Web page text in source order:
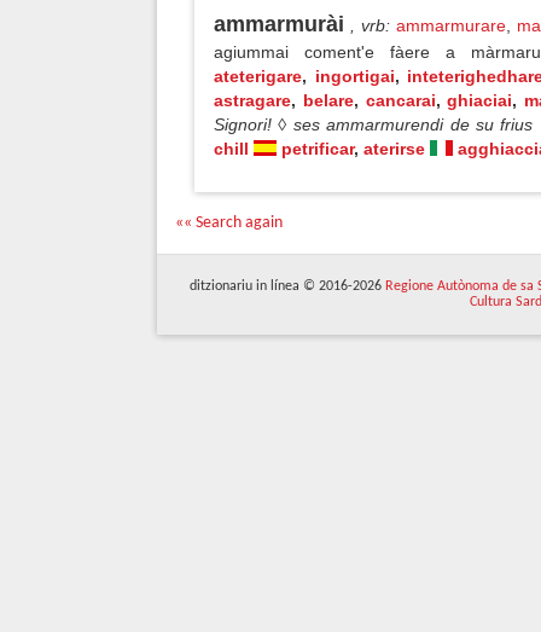
ammarmurài , vrb: ammarmurare,
agiummai coment'e fàere a
ateterigare, ingortigai,
astragare, belare, cancarai,ghiaciai,
Signori! ◊ ses ammarmurendi de su frius
chill
petrificar, aterirse
«« Search again
ditzionariu in línea © 2016-2026 Regione Autònoma de sa
Cultura